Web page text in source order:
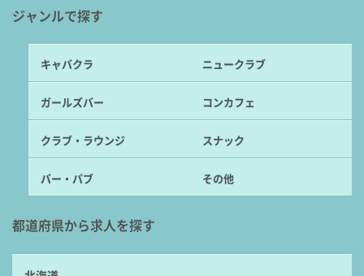
ジャンルで探す
キャバクラ ニュークラブ
ガールズバー コンカフェ
クラブ・ラウンジ スナック
バー・パブ その他
都道府県から求人を探す